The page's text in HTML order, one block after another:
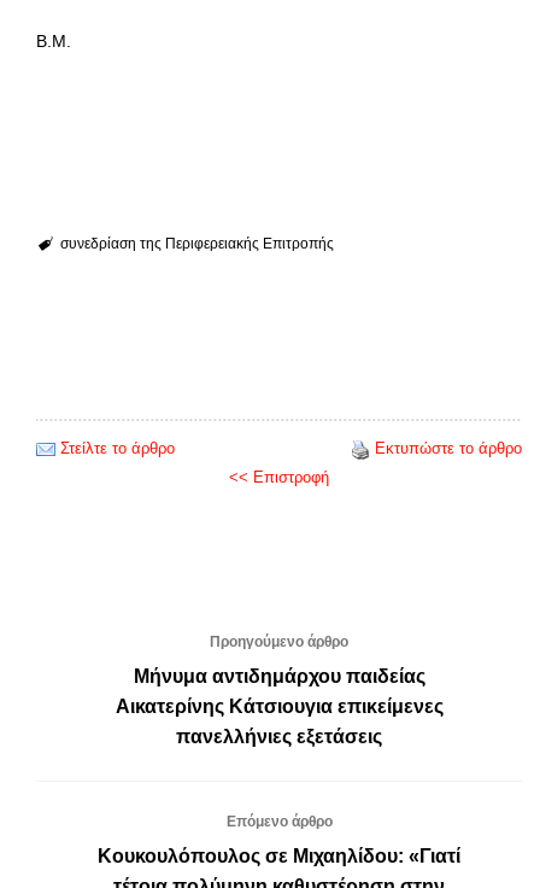
Β.Μ.
συνεδρίαση της Περιφερειακής Επιτροπής
Στείλτε το άρθρο
Εκτυπώστε το άρθρο
<< Επιστροφή
Προηγούμενο άρθρο
Μήνυμα αντιδημάρχου παιδείας
Αικατερίνης Κάτσιουγια επικείμενες
πανελλήνιες εξετάσεις
Επόμενο άρθρο
Κουκουλόπουλος σε Μιχαηλίδου: «Γιατί